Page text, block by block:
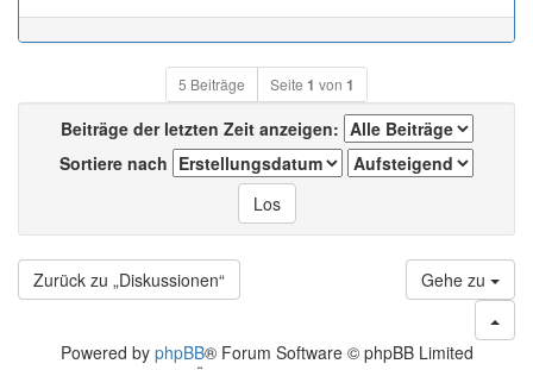
5 Beiträge Seite 1 von 1
Beiträge der letzten Zeit anzeigen:
Sortiere nach
Zurück zu „Diskussionen“ Gehe zu
Powered by phpBB® Forum Software © phpBB Limited